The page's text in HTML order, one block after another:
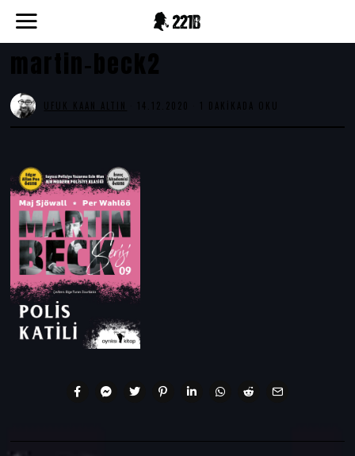
martin-beck2
UFUK KAAN ALTIN 14.12.2020 1 DAKIKADA OKU